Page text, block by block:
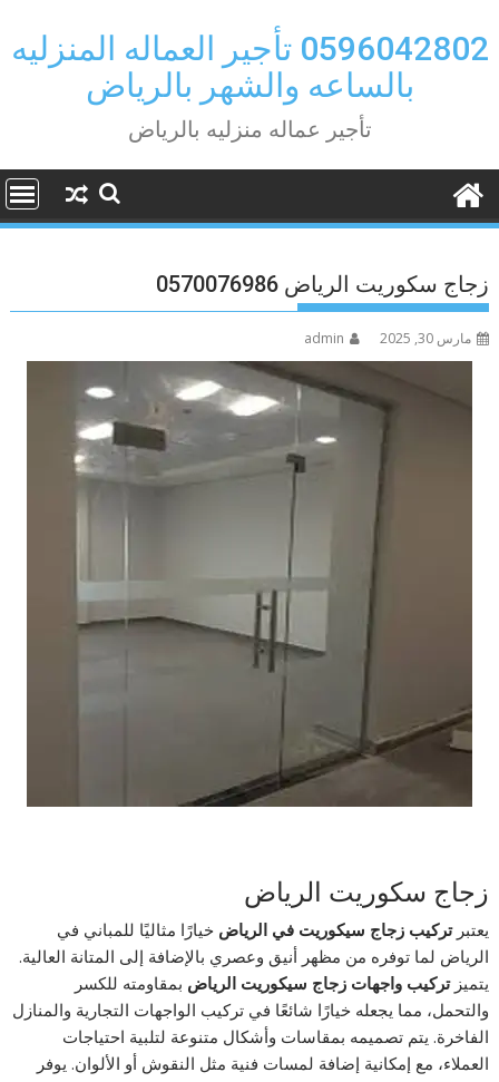
to
content
0596042802 تأجير العماله المنزليه
بالساعه والشهر بالرياض
تأجير عماله منزليه بالرياض
زجاج سكوريت الرياض 0570076986
مارس 30, 2025 admin
زجاج سكوريت الرياض
يعتبر تركيب زجاج سيكوريت في الرياض خيارًا مثاليًا للمباني في
الرياض لما توفره من مظهر أنيق وعصري بالإضافة إلى المتانة العالية.
يتميزتركيب واجهات زجاج سيكوريت الرياض بمقاومته للكسر
والتحمل، مما يجعله خيارًا شائعًا في تركيب الواجهات التجارية والمنازل
الفاخرة. يتم تصميمه بمقاسات وأشكال متنوعة لتلبية احتياجات
العملاء، مع إمكانية إضافة لمسات فنية مثل النقوش أو الألوان. يوفر